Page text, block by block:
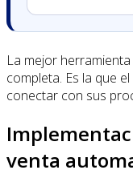
La mejor
completa. Es la que
conectar con sus
venta